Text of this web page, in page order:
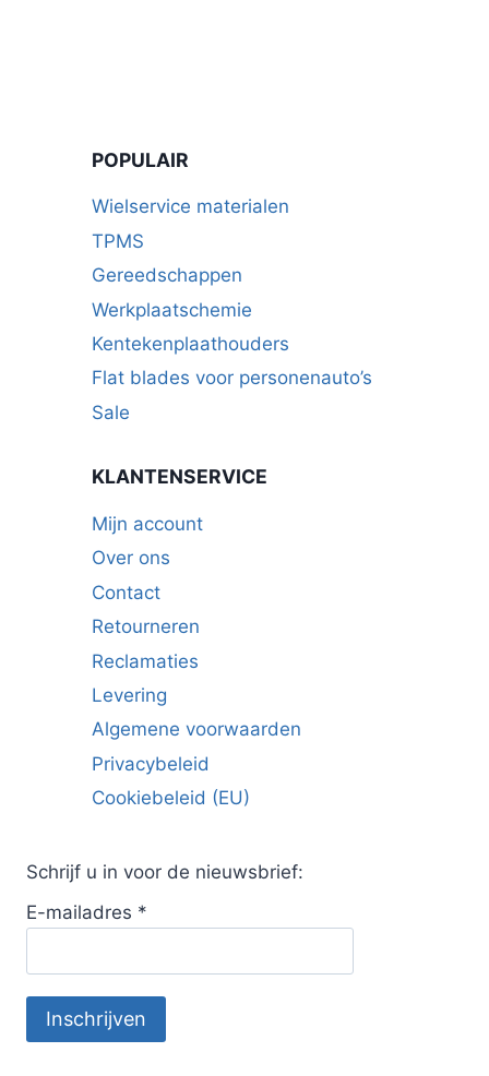
POPULAIR
Wielservice materialen
TPMS
Gereedschappen
Werkplaatschemie
Kentekenplaathouders
Flat blades voor personenauto’s
Sale
KLANTENSERVICE
Mijn account
Over ons
Contact
Retourneren
Reclamaties
Levering
Algemene voorwaarden
Privacybeleid
Cookiebeleid (EU)
Schrijf u in voor de nieuwsbrief:
E-mailadres *